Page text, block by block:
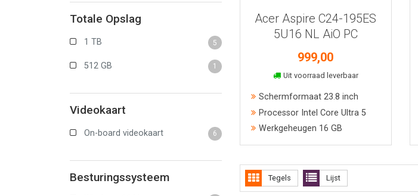
Totale Opslag
1 TB 5
512 GB 1
Videokaart
On-board videokaart 6
Besturingssysteem
Acer Aspire C24-195ES
5U16 NL AiO PC
999,00
Uit voorraad leverbaar
In winkelmand
Schermformaat 23.8 inch
Processor Intel Core Ultra 5
Werkgeheugen 16 GB
Tegels Lijst